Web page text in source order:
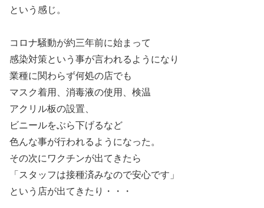
という感じ。
コロナ騒動が約三年前に始まって
感染対策という事が言われるようになり
業種に関わらず何処の店でも
マスク着用、消毒液の使用、検温
アクリル板の設置、
ビニールをぶら下げるなど
色んな事が行われるようになった。
その次にワクチンが出てきたら
「スタッフは接種済みなので安心です」
という店が出てきたり・・・